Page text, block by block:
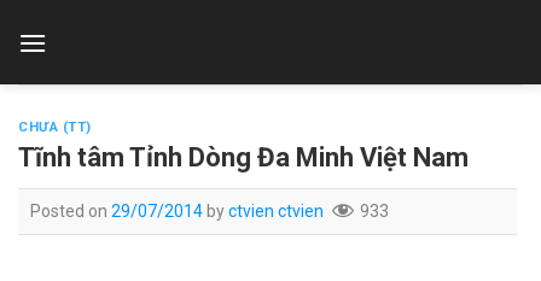
CHƯA (TT)
Tĩnh tâm Tỉnh Dòng Đa Minh Việt Nam
Posted on 29/07/2014byctvien ctvien 933